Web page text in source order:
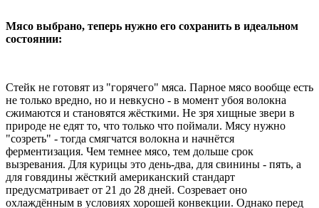
Мясо выбрано, теперь нужно его сохранить в идеальном
состоянии:
Стейк не готовят из "горячего" мяса. Парное мясо вообще есть
не только вредно, но и невкусно - в момент убоя волокна
сжимаются и становятся жёсткими. Не зря хищные звери в
природе не едят то, что только что поймали. Мясу нужно
"созреть" - тогда смягчатся волокна и начнётся
ферментизация. Чем темнее мясо, тем дольше срок
вызревания. Для курицы это день-два, для свинины - пять, а
для говядины жёсткий американский стандарт
предусматривает от 21 до 28 дней. Созревает оно
охлаждённым в условиях хорошей конвекции. Однако перед